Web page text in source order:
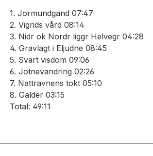
1. Jormundgand 07:47
2. Vigrids vård 08:14
3. Nidr ok Nordr liggr Helvegr 04:28
4. Gravlagt i Eljudne 08:45
5. Svart visdom 09:06
6. Jotnevandring 02:26
7. Nattravnens tokt 05:10
8. Galder 03:15
Total: 49:11